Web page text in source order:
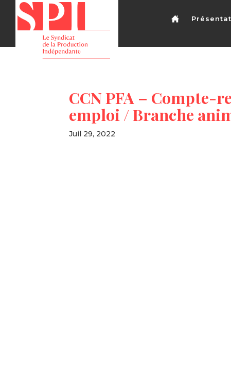
CCN PFA – Compte-
emploi / Branche
Juil 29, 2022